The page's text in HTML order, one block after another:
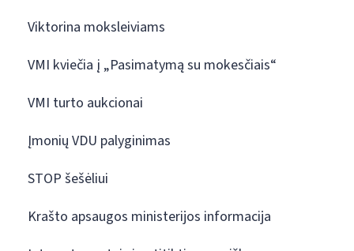
Viktorina moksleiviams
VMI kviečia į „Pasimatymą su mokesčiais“
VMI turto aukcionai
Įmonių VDU palyginimas
STOP šešėliui
Krašto apsaugos ministerijos informacija